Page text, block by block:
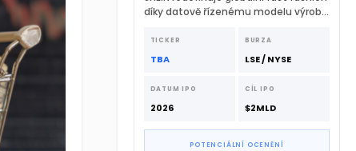
díky datově řízenému modelu výroby
dodavatelskému řetězci.
TICKER
TBA
BURZA
LSE / NYSE
DATUM IPO
2026
CÍL IPO
$2MLD
POTENCIÁLNÍ OCENĚNÍ